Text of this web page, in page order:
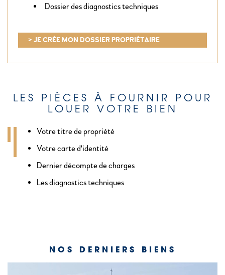
Dossier des diagnostics techniques
> JE CRÉE MON DOSSIER PROPRIÉTAIRE
LES PIÈCES À FOURNIR POUR
LOUER VOTRE BIEN
Votre titre de propriété
Votre carte d'identité
Dernier décompte de charges
Les diagnostics techniques
NOS DERNIERS BIENS